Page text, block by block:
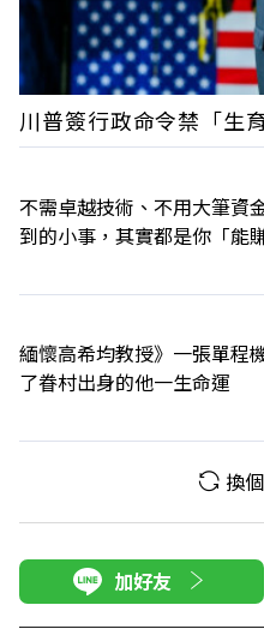
川普簽行政命令禁「生
不需卓越技術、不用大筆資
到的小事，其實都是你「能
緬懷高希均教授》一張單程
了眷村出身的他一生命運
換
加好友